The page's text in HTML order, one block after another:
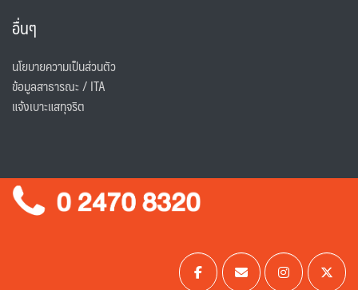
อื่นๆ
นโยบายความเป็นส่วนตัว
ข้อมูลสาธารณะ / ITA
แจ้งเบาะแสทุจริต